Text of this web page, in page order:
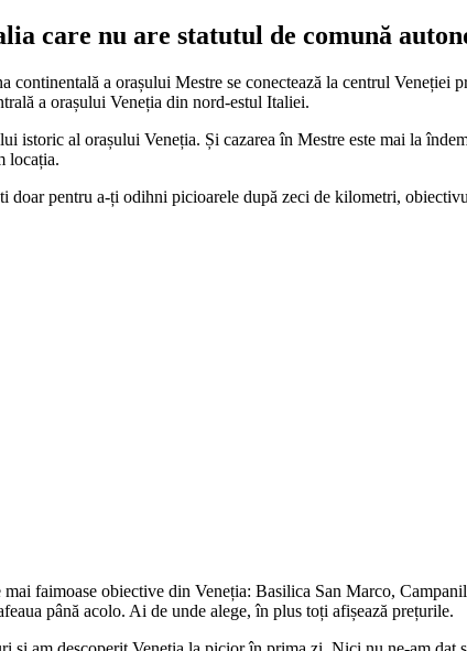
care nu are statutul de comună
continentală a orașului Mestre se conectează la centrul
a orașului Veneția din nord-estul Italiei.
istoric al orașului Veneția. Și cazarea în Mestre este mai la
locația.
doar pentru a-ți odihni picioarele după zeci de kilometri,
faimoase obiective din Veneția: Basilica San Marco,
până acolo. Ai de unde alege, în plus toți afișează prețurile.